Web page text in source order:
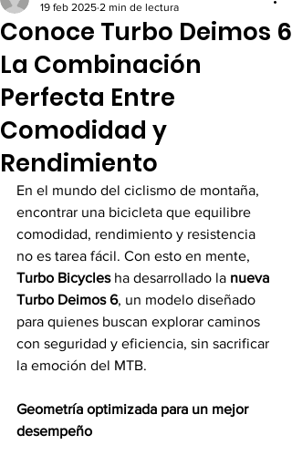
Conoce Turbo Deimos 6
La Combinación
Perfecta Entre
Comodidad y
Rendimiento
19 feb 2025 2 min de lectura
En el mundo del ciclismo de montaña,
encontrar una bicicleta que equilibre
comodidad, rendimiento y resistencia
no es tarea fácil. Con esto en mente,
Turbo Bicycles ha desarrollado la nueva
Turbo Deimos 6, un modelo diseñado
para quienes buscan explorar caminos
con seguridad y eficiencia, sin sacrificar
la emoción del MTB.
Geometría optimizada para un mejor
desempeño